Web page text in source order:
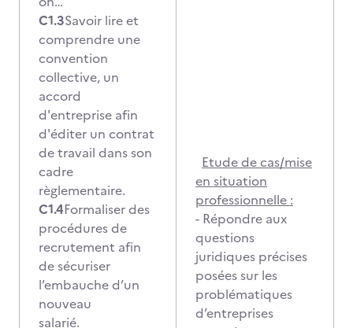
C1.3Savoir lire et
comprendre une
convention
collective, un
accord
d'entreprise afin
d'éditer un contrat
de travail dans son
cadre
règlementaire.
C1.4Formaliser des
procédures de
recrutement afin
de sécuriser
l’embauche d’un
nouveau
salarié.
Etude de cas/mise
en situation
professionnelle :
- Répondre aux
questions
juridiques précises
posées sur les
problématiques
d’entreprises